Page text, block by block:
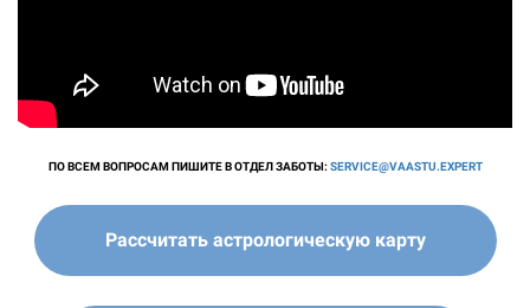
ПО ВСЕМ ВОПРОСАМ ПИШИТЕ В ОТДЕЛ ЗАБОТЫ:SERVICE@VAASTU.EXPERT
Рассчитать астрологическую карту